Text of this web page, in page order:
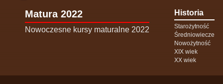
Matura 2022
Nowoczesne kursy maturalne 2022
Historia
Starożytność
Średniowiecze
Nowożytność
XIX wiek
XX wiek